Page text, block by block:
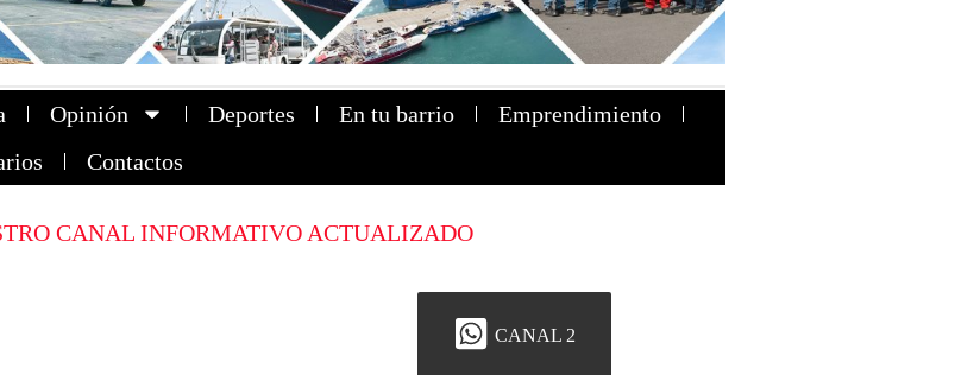
Opinión Deportes En tu barrio
Emprendimiento
Contactos
CANAL INFORMATIVO ACTUALIZADO
CANAL 2